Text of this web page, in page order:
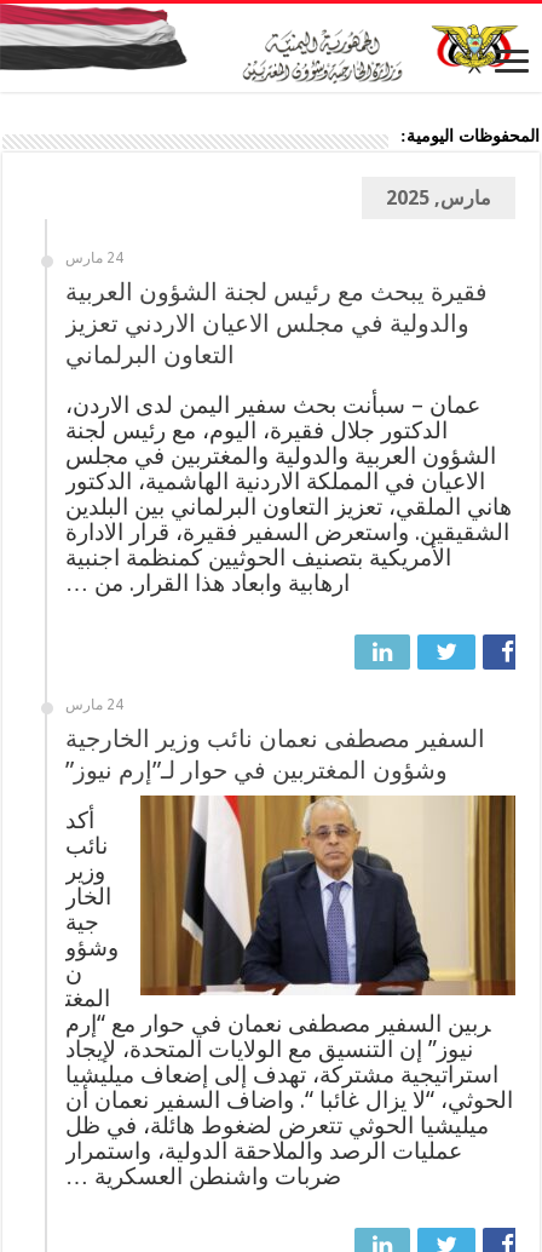
المحفوظات اليومية:
مارس, 2025
24 مارس
فقيرة يبحث مع رئيس لجنة الشؤون العربية
والدولية في مجلس الاعيان الاردني تعزيز
التعاون البرلماني
عمان – سبأنت بحث سفير اليمن لدى الاردن،
الدكتور جلال فقيرة، اليوم، مع رئيس لجنة
الشؤون العربية والدولية والمغتربين في مجلس
الاعيان في المملكة الاردنية الهاشمية، الدكتور
هاني الملقي، تعزيز التعاون البرلماني بين البلدين
الشقيقين. واستعرض السفير فقيرة، قرار الادارة
الأمريكية بتصنيف الحوثيين كمنظمة اجنبية
ارهابية وابعاد هذا القرار. من …
24 مارس
السفير مصطفى نعمان نائب وزير الخارجية
وشؤون المغتربين في حوار لـ”إرم نيوز”
أكد
نائب
وزير
الخار
جية
وشؤو
ن
المغت
ربين السفير مصطفى نعمان في حوار مع “إرم
نيوز” إن التنسيق مع الولايات المتحدة، لإيجاد
استراتيجية مشتركة، تهدف إلى إضعاف ميليشيا
الحوثي، “لا يزال غائبا “. واضاف السفير نعمان أن
ميليشيا الحوثي تتعرض لضغوط هائلة، في ظل
عمليات الرصد والملاحقة الدولية، واستمرار
ضربات واشنطن العسكرية …